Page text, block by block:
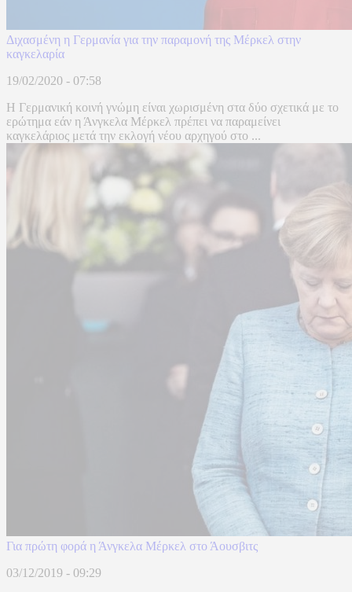
Διχασμένη η Γερμανία για την παραμονή της Μέρκελ στην
καγκελαρία
19/02/2020 - 07:58
Η Γερμανική κοινή γνώμη είναι χωρισμένη στα δύο σχετικά με το
ερώτημα εάν η Άνγκελα Μέρκελ πρέπει να παραμείνει
καγκελάριος μετά την εκλογή νέου αρχηγού στο ...
Για πρώτη φορά η Άνγκελα Μέρκελ στο Άουσβιτς
03/12/2019 - 09:29